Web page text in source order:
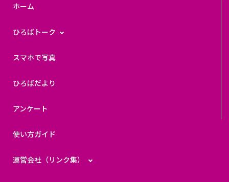
ホーム
ひろばトーク
スマホで写真
ひろばだより
アンケート
使い方ガイド
運営会社（リンク集）